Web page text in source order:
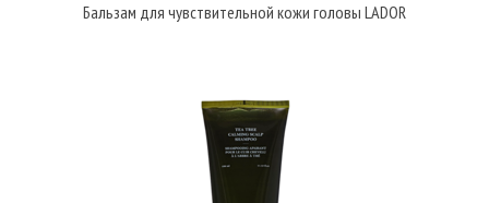
Бальзам для чувствительной кожи головы LADOR